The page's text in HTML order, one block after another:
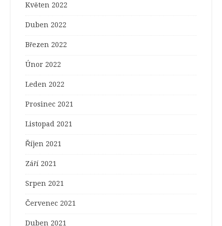
Květen 2022
Duben 2022
Březen 2022
Únor 2022
Leden 2022
Prosinec 2021
Listopad 2021
Říjen 2021
Září 2021
Srpen 2021
Červenec 2021
Duben 2021